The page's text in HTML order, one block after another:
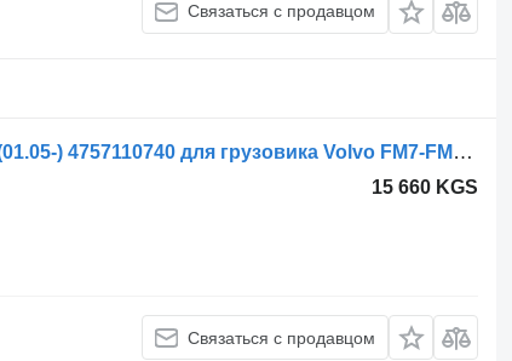
Связаться с продавцом
Главный тормозной кран WABCO ФМ (01.05-) 4757110740 для грузовика Volvo FM7-FM12, FM, FMX (1998-2014)
15 660 KGS
Связаться с продавцом